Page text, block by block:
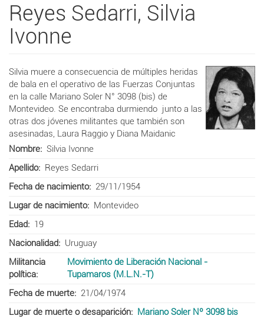
Reyes Sedarri, Silvia
Ivonne
Silvia muere a consecuencia de múltiples heridas
de bala en el operativo de las Fuerzas Conjuntas
en la calle Mariano Soler N° 3098 (bis) de
Montevideo. Se encontraba durmiendo junto a las
otras dos jóvenes militantes que también son
asesinadas, Laura Raggio y Diana Maidanic
Nombre
Silvia Ivonne
Apellido
Reyes Sedarri
Fecha de nacimiento
29/11/1954
Lugar de nacimiento
Montevideo
Edad
19
Nacionalidad
Uruguay
Militancia
política
Movimiento de Liberación Nacional -
Tupamaros (M.L.N.-T)
Fecha de muerte
21/04/1974
Lugar de muerte o desaparición
Mariano Soler Nº 3098 bis